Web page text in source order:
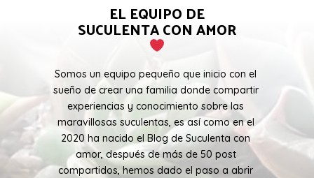
EL EQUIPO DE
SUCULENTA CON AMOR
Somos un equipo pequeño que inicio con el
sueño de crear una familia donde compartir
experiencias y conocimiento sobre las
maravillosas suculentas, es así como en el
2020 ha nacido el Blog de Suculenta con
amor, después de más de 50 post
compartidos, hemos dado el paso a abrir